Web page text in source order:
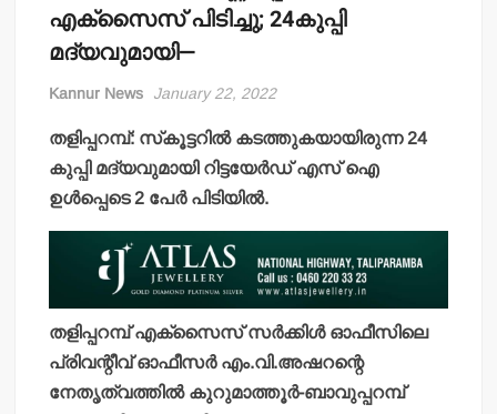
എക്‌സൈസ് പിടിച്ചു; 24കുപ്പി
മദ്യവുമായി—
Kannur News January 22, 2022
തളിപ്പറമ്പ്: സ്‌കൂട്ടറില്‍ കടത്തുകയായിരുന്ന 24
കുപ്പി മദ്യവുമായി റിട്ടയേര്‍ഡ് എസ് ഐ
ഉള്‍പ്പെടെ 2 പേര്‍ പിടിയില്‍.
തളിപ്പറമ്പ് എക്‌സൈസ് സര്‍ക്കിള്‍ ഓഫീസിലെ
പ്രിവന്റീവ് ഓഫീസര്‍ എം.വി.അഷറന്റെ
നേതൃത്വത്തില്‍ കുറുമാത്തൂര്‍-ബാവുപ്പറമ്പ്